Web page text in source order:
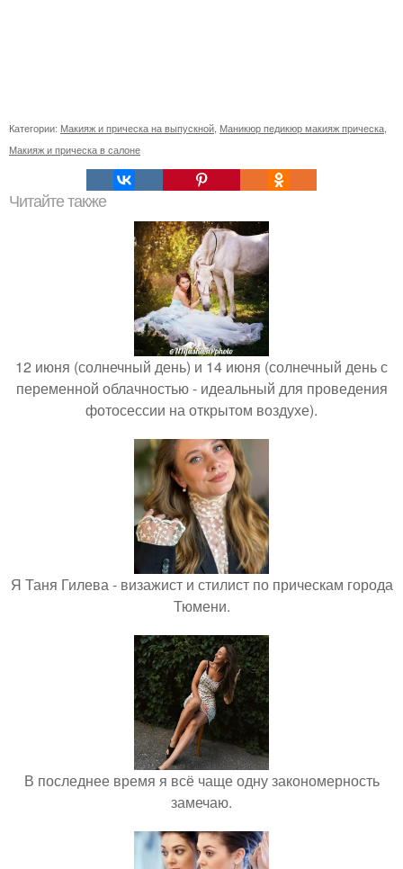
Категории: Макияж и прическа на выпускной Маникюр педикюр макияж прическа
Макияж и прическа в салоне
Читайте также
12 июня (солнечный день) и 14 июня (солнечный день с
переменной облачностью - идеальный для проведения
фотосессии на открытом воздухе).
Я Таня Гилева - визажист и стилист по прическам города
Тюмени.
В последнее время я всё чаще одну закономерность
замечаю.